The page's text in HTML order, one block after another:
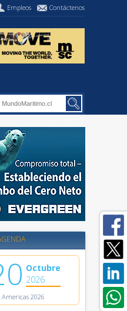
Empleos Contáctenos
Octubre
2026
Americas 2026